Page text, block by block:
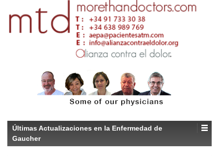
Últimas Actualizaciones en la Enfermedad de
Gaucher